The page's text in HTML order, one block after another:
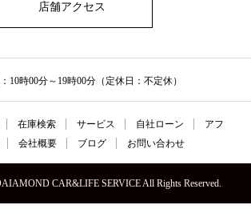
店舗アクセス
10時00分～19時00分（定休日：不定休）
在庫検索 サービス 自社ローン
アフ
会社概要 ブログ お問い合わせ
CAR&LIFE SERVICE All Rights Reserved.